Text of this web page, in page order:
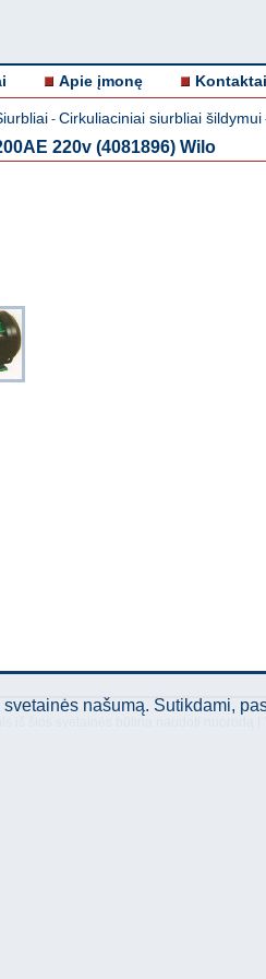
Apie įmonę Kontaktai
- Cirkuliaciniai siurbliai šildymui
220v (4081896) Wilo
našumą. Sutikdami,